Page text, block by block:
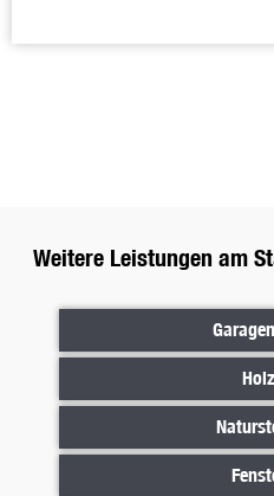
Weitere Leistungen am
Holz